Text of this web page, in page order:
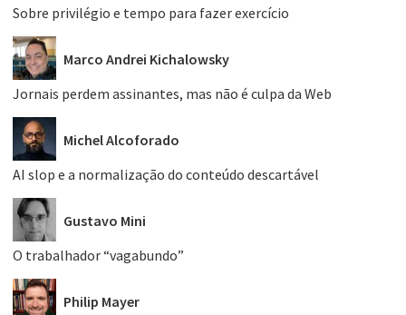
Sobre privilégio e tempo para fazer exercício
Marco Andrei Kichalowsky
Jornais perdem assinantes, mas não é culpa da Web
Michel Alcoforado
AI slop e a normalização do conteúdo descartável
Gustavo Mini
O trabalhador “vagabundo”
Philip Mayer